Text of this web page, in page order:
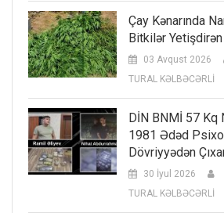
Çay Kənarında
Bitkilər Yetişdirən
03 Avqust 2026
TURAL KƏLBƏCƏRLİ
DİN BNMİ 57 Kq
1981 Ədəd
Dövriyyədən
30 İyul 2026
TURAL KƏLBƏCƏRLİ